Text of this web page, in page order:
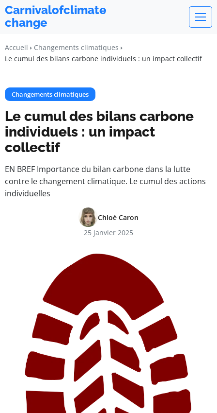
Carnivalofclimate
change
Accueil
Changements climatiques
Le cumul des bilans carbone individuels : un impact collectif
Changements climatiques
Le cumul des bilans carbone
individuels : un impact
collectif
EN BREF Importance du bilan carbone dans la lutte
contre le changement climatique. Le cumul des actions
individuelles
Chloé Caron
25 janvier 2025